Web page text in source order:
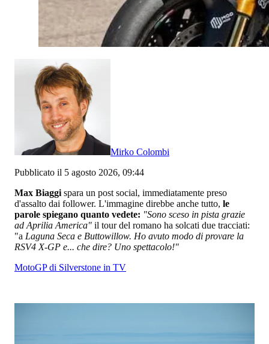
Mirko Colombi
Pubblicato il 5 agosto 2026, 09:44
Max Biaggi spara un post social, immediatamente preso
d'assalto dai follower. L'immagine direbbe anche tutto, le
parole spiegano quanto vedete: "Sono sceso in pista grazie
ad Aprilia America" il tour del romano ha solcati due tracciati:
"a Laguna Seca e Buttowillow. Ho avuto modo di provare la
RSV4 X-GP e... che dire? Uno spettacolo!"
MotoGP di Silverstone in TV